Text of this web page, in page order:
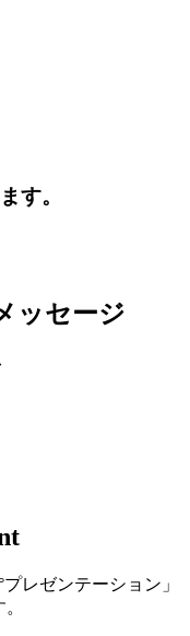
す。
ッセージ
レゼンテーション」